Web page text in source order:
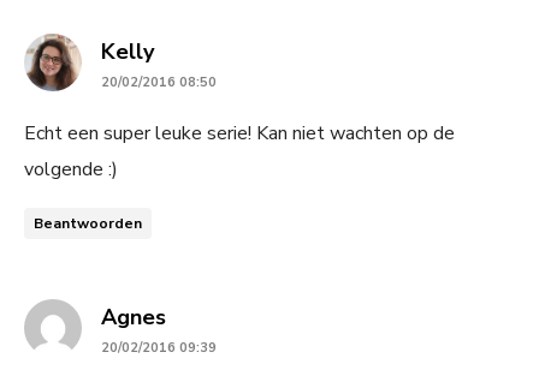
Kellysays:
20/02/2016 08:50
Echt een super leuke serie! Kan niet wachten op de
volgende :)
Beantwoorden
Agnessays:
20/02/2016 09:39